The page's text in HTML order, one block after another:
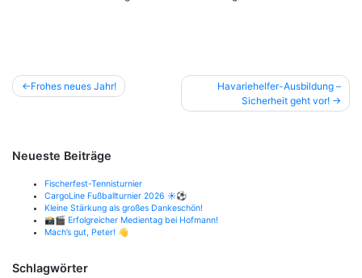
Beitragsnavigation
Frohes neues Jahr!
Havariehelfer-Ausbildung –
Sicherheit geht vor!
Neueste Beiträge
Fischerfest-Tennisturnier
CargoLine Fußballturnier 2026 ☀️⚽
Kleine Stärkung als großes Dankeschön!
📸🎬 Erfolgreicher Medientag bei Hofmann!
Mach’s gut, Peter! 👋
Schlagwörter